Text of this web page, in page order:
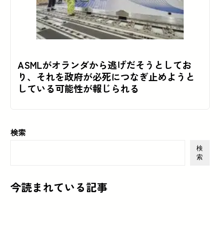
ASMLがオランダから逃げだそうとしてお
り、それを政府が必死につなぎ止めようと
している可能性が報じられる
検索
検
索
今読まれている記事